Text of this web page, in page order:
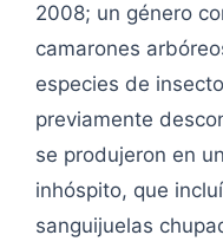
2008; un género
camarones
especies de
previamente
se produjeron en
inhóspito, que
sanguijuelas